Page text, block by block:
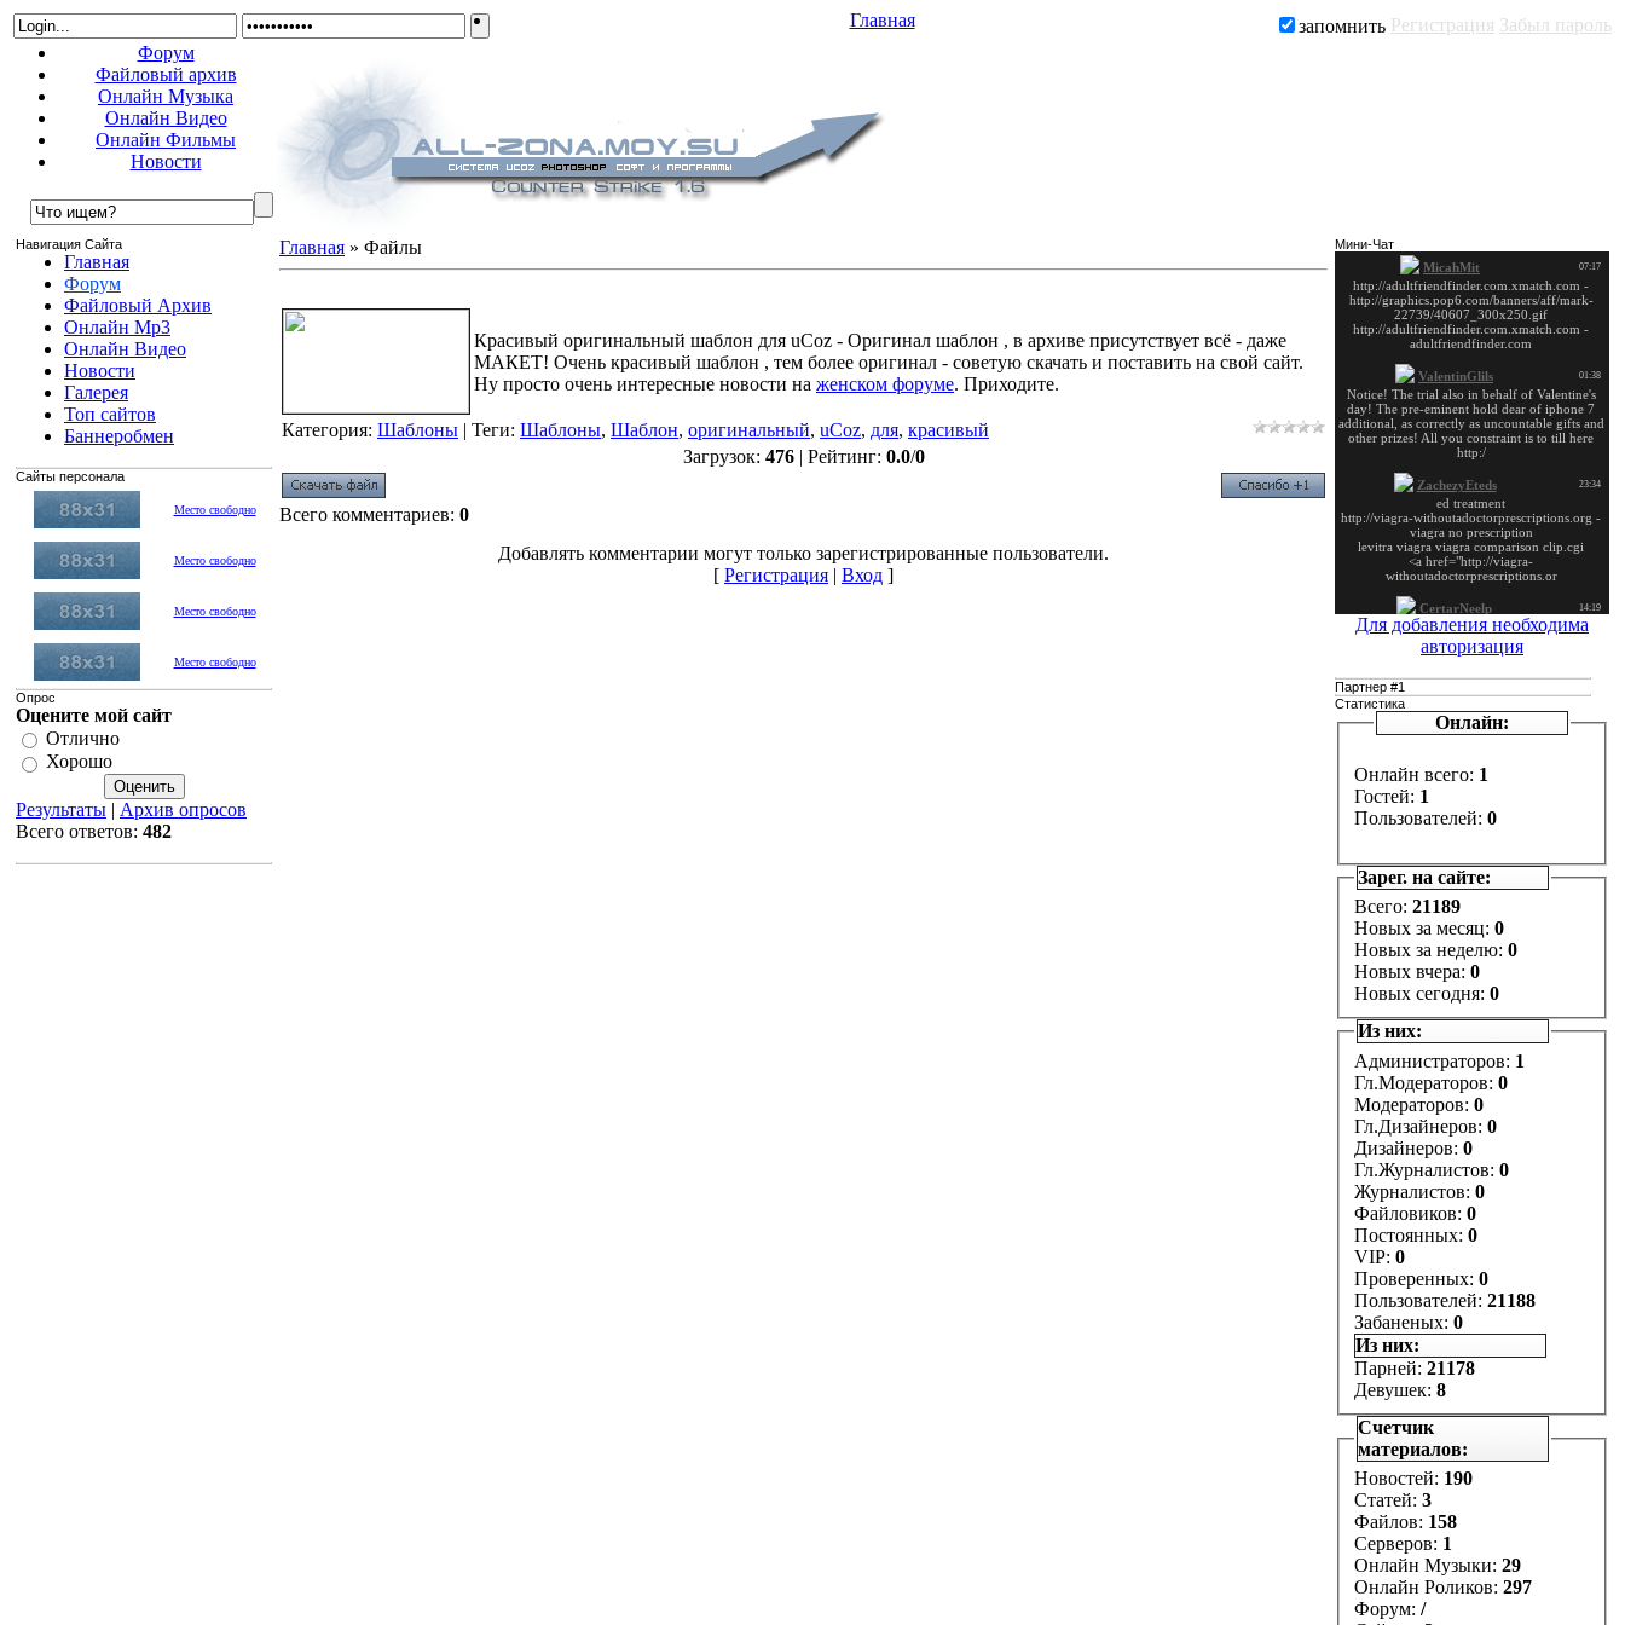
запомнить Регистрация Забыл пароль
Главная
Форум
Файловый архив
Онлайн Музыка
Онлайн Видео
Онлайн Фильмы
Новости
Навигация Сайта
Главная
Форум
Файловый Архив
Онлайн Mp3
Онлайн Видео
Новости
Галерея
Топ сайтов
Баннеробмен
Сайты персонала
Место свободно
Место свободно
Место свободно
Место свободно
Опрос
Оцените мой сайт
Отлично
Хорошо
Результаты | Архив опросов
Всего ответов: 482
Главная » Файлы
Красивый оригинальный шаблон для uCoz - Оригинал шаблон , в архиве присутствует всё - даже
МАКЕТ! Очень красивый шаблон , тем более оригинал - советую скачать и поставить на свой сайт.
Ну просто очень интересные новости на женском форуме. Приходите.
Категория: Шаблоны | Теги: Шаблоны, Шаблон, оригинальный, uCoz, для, красивый
Загрузок: 476| Рейтинг: 0.0/0
Всего комментариев: 0
Добавлять комментарии могут только зарегистрированные пользователи.
[ Регистрация | Вход ]
Мини-Чат
Для добавления необходима
авторизация
Партнер #1
Статистика
Онлайн:
Онлайн всего: 1
Гостей: 1
Пользователей: 0
Зарег. на сайте:
Всего: 21189
Новых за месяц: 0
Новых за неделю: 0
Новых вчера: 0
Новых сегодня: 0
Из них:
Администраторов: 1
Гл.Модераторов: 0
Модераторов: 0
Гл.Дизайнеров: 0
Дизайнеров: 0
Гл.Журналистов: 0
Журналистов: 0
Файловиков: 0
Постоянных: 0
VIP: 0
Проверенных: 0
Пользователей: 21188
Забаненых: 0
Из них:
Парней: 21178
Девушек: 8
Счетчик
материалов:
Новостей: 190
Статей: 3
Файлов: 158
Серверов: 1
Онлайн Музыки: 29
Онлайн Роликов: 297
Форум: /